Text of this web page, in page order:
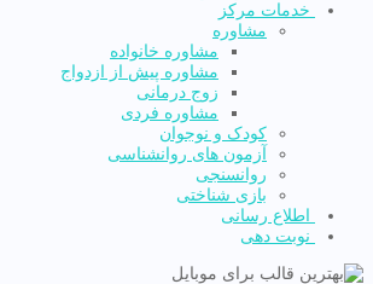
خدمات مرکز
مشاوره
مشاوره خانواده
مشاوره پیش از ازدواج
زوج درمانی
مشاوره فردی
کودک و نوجوان
آزمون های روانشناسی
روانسنجی
بازی شناختی
اطلاع رسانی
نوبت دهی